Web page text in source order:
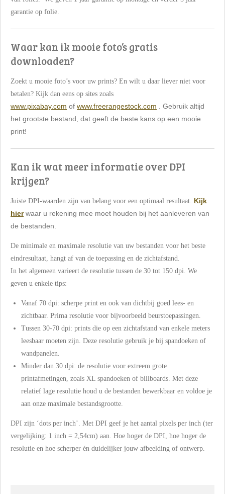
garantie op folie.
Waar kan ik mooie foto’s gratis
downloaden?
Zoekt u mooie foto’s voor uw prints? En wilt u daar liever niet voor
betalen? Kijk dan eens op sites zoals
www.pixabay.com of www.freerangestock.com
. Gebruik altijd
het grootste bestand, dat geeft de beste kans op een mooie
print!
Kan ik wat meer informatie over DPI
krijgen?
Juiste DPI-waarden zijn van belang voor een optimaal resultaat. Kijk
hier waar u rekening mee moet houden bij het aanleveren van
de bestanden.
De minimale en maximale resolutie van uw bestanden voor het beste
eindresultaat, hangt af van de toepassing en de zichtafstand.
In het algemeen varieert de resolutie tussen de 30 tot 150 dpi. We
geven u enkele tips:
Vanaf 70 dpi: scherpe print en ook van dichtbij goed lees- en
zichtbaar. Prima resolutie voor bijvoorbeeld beurstoepassingen.
Tussen 30-70 dpi: prints die op een zichtafstand van enkele meters
leesbaar moeten zijn. Deze resolutie gebruik je bij spandoeken of
wandpanelen.
Minder dan 30 dpi: de resolutie voor extreem grote
printafmetingen, zoals XL spandoeken of billboards. Met deze
relatief lage resolutie houd u de bestanden bewerkbaar en voldoe je
aan onze maximale bestandsgrootte.
DPI zijn ‘dots per inch’. Met DPI geef je het aantal pixels per inch (ter
vergelijking: 1 inch = 2,54cm) aan. Hoe hoger de DPI, hoe hoger de
resolutie en hoe scherper én duidelijker jouw afbeelding of ontwerp.